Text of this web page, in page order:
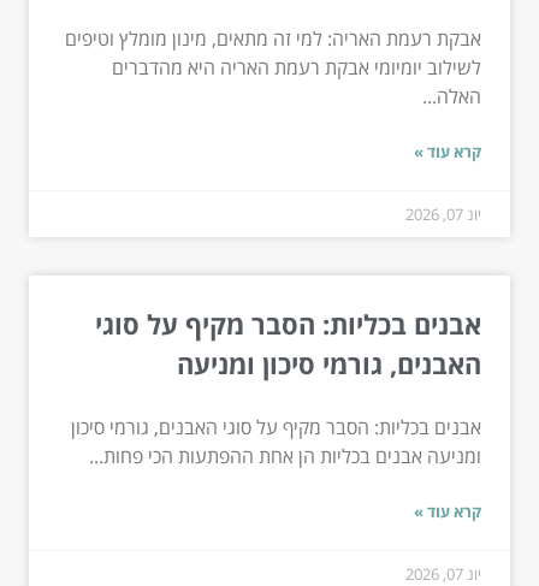
אבקת רעמת האריה: למי זה מתאים, מינון מומלץ וטיפים
לשילוב יומיומי אבקת רעמת האריה היא מהדברים
האלה...
קרא עוד »
יונ 07, 2026
אבנים בכליות: הסבר מקיף על סוגי
האבנים, גורמי סיכון ומניעה
אבנים בכליות: הסבר מקיף על סוגי האבנים, גורמי סיכון
ומניעה אבנים בכליות הן אחת ההפתעות הכי פחות...
קרא עוד »
יונ 07, 2026